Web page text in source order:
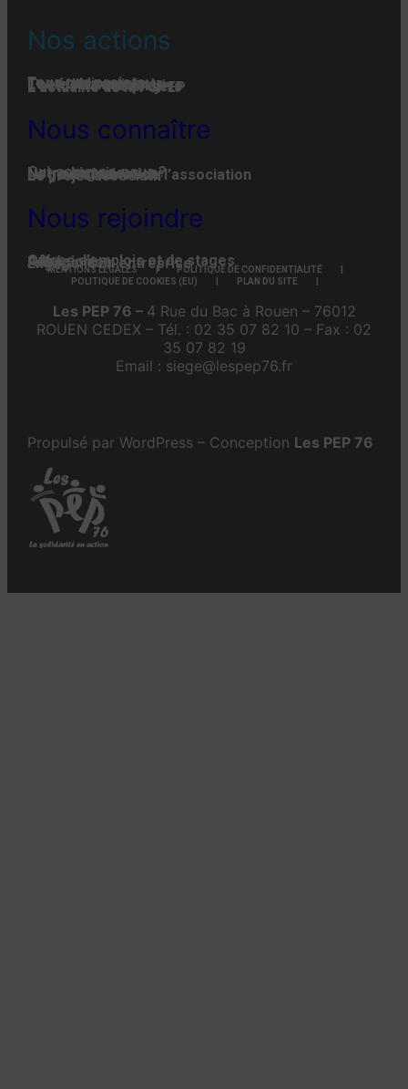
Nos actions
Tous nos projets
Les établissements
Toute l’actualité
L'actualité associative
L’actualité des projets
L’actualité de la FGPEP
Nous connaître
Qui-sommes-nous ?
Notre histoire
Notre organisation
La gouvernance de l’association
Le projet associatif
Nous rejoindre
Offres d’emplois et de stages
Adhésion
Faire un don
Engager son entreprise
MENTIONS LÉGALES
POLITIQUE DE CONFIDENTIALITÉ
POLITIQUE DE COOKIES (EU)
PLAN DU SITE
Les PEP 76 – 4 Rue du Bac à Rouen – 76012
ROUEN CEDEX – Tél. : 02 35 07 82 10 – Fax : 02
35 07 82 19
Email : siege@lespep76.fr
Propulsé par WordPress – Conception Les PEP 76